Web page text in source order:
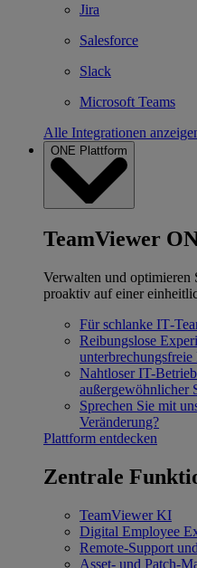
Jira
Salesforce
Slack
Microsoft Teams
Alle Integrationen
ONE Plattform
TeamViewer
Verwalten und optimieren
proaktiv auf einer
Für schlanke
Reibungslose
Nahtloser IT-Betrieb
außergewöhnlicher
Sprechen Sie mit
Veränderung?
Plattform entdecken
Zentrale
TeamViewer KI
Digital Employee
Remote-Support
Asset- und Patch-